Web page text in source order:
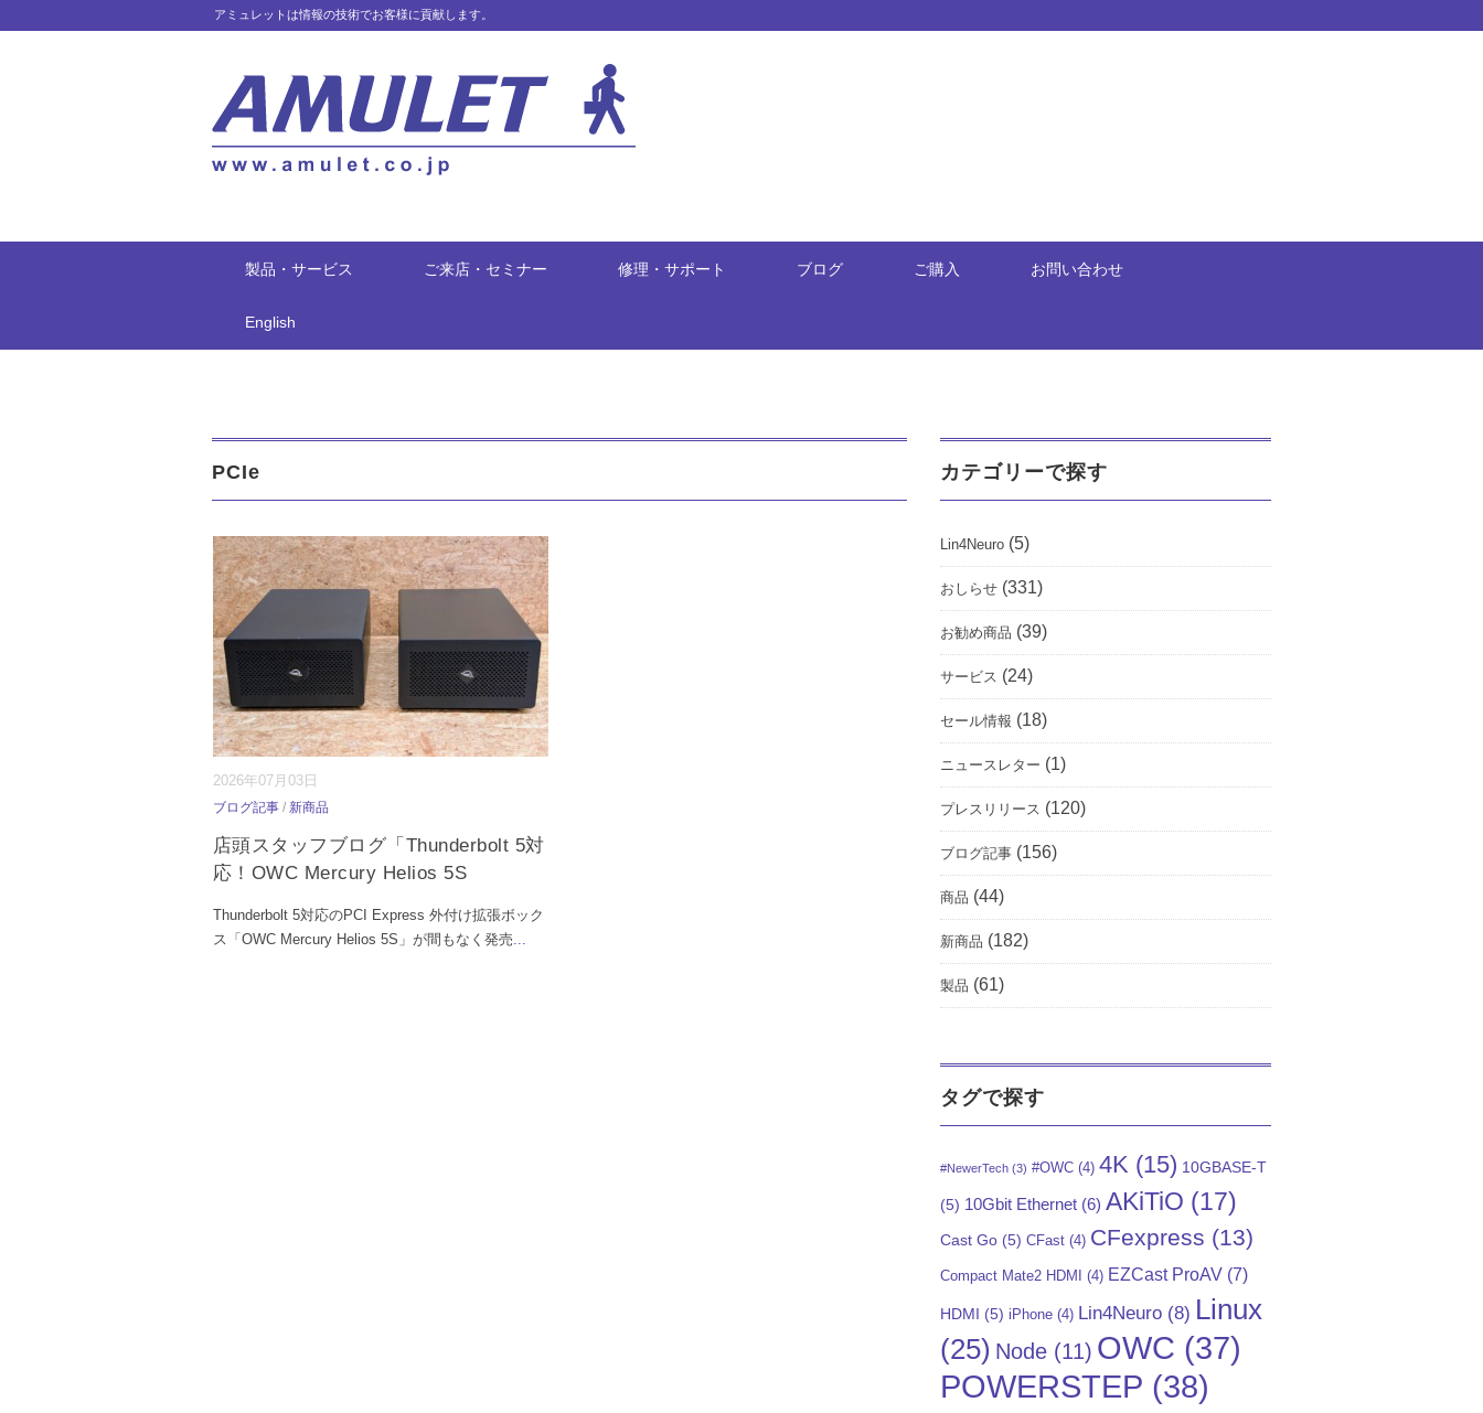
アミュレットは情報の技術でお客様に貢献します。
製品・サービス ご来店・セミナー 修理・サポート ブログ ご購入 お問い合わせ
English
PCIe
2026年07月03日
ブログ記事/ 新商品
店頭スタッフブログ「Thunderbolt 5対
応！OWC Mercury Helios 5S
Thunderbolt 5対応のPCI Express 外付け拡張ボック
ス「OWC Mercury Helios 5S」が間もなく発売...
カテゴリーで探す
Lin4Neuro (5)
おしらせ (331)
お勧め商品 (39)
サービス (24)
セール情報 (18)
ニュースレター (1)
プレスリリース (120)
ブログ記事 (156)
商品 (44)
新商品 (182)
製品 (61)
タグで探す
#NewerTech (3) #OWC (4) 4K (15) 10GBASE-T
(5) 10Gbit Ethernet (6) AKiTiO (17)
Cast Go (5) CFast (4) CFexpress (13)
Compact Mate2 HDMI (4) EZCast ProAV (7)
HDMI (5) iPhone (4) Lin4Neuro (8) Linux
(25) Node (11) OWC (37)
POWERSTEP (38)